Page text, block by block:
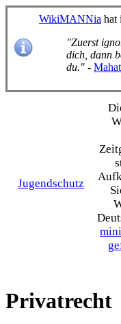
WikiMANNia hat
"Zuerst
dich, dann
du." -
Jugendschutz
Privatrecht